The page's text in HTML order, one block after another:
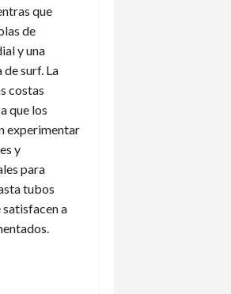
que
de
y una
surf. La
costas
que los
experimentar
y
para
tubos
a